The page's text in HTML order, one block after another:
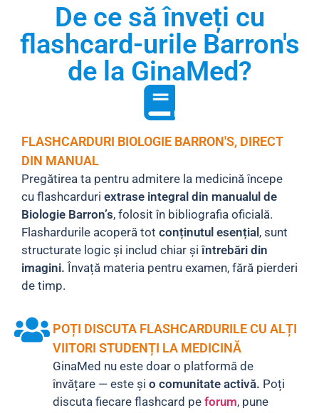
De ce să înveți cu
flashcard-urile Barron's
de la GinaMed?
FLASHCARDURI BIOLOGIE BARRON'S, DIRECT
DIN MANUAL
Pregătirea ta pentru admitere la medicină începe
cu flashcarduri extrase integral din manualul de
Biologie Barron’s, folosit în bibliografia oficială.
Flashardurile acoperă tot conținutul esențial, sunt
structurate logic și includ chiar șiîntrebări din
imagini. Învață materia pentru examen, fără pierderi
de timp.
POȚI DISCUTA FLASHCARDURILE CU ALȚI
VIITORI STUDENȚI LA MEDICINĂ
GinaMed nu este doar o platformă de
învățare — este șio comunitate activă. Poți
discuta fiecare flashcard peforum, pune